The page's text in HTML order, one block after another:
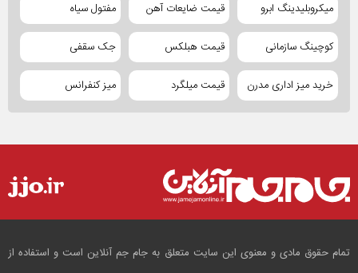
میکروبلیدینگ ابرو قیمت ضایعات آهن مفتول سیاه
کوچینگ سازمانی قیمت هبلکس جک سقفی
خرید میز اداری مدرن قیمت میلگرد میز کنفرانس
تمام حقوق مادی و معنوی این سایت متعلق به جام جم آنلاین است و استفاده از